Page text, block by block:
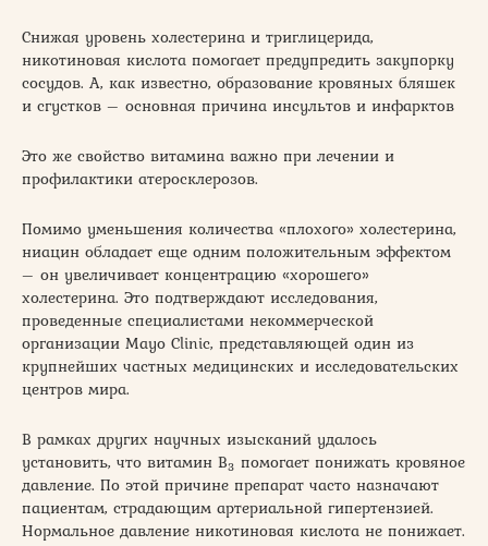
Снижая уровень холестерина и триглицерида,
никотиновая кислота помогает предупредить закупорку
сосудов. А, как известно, образование кровяных бляшек
и сгустков – основная причина инсультов и инфарктов
Это же свойство витамина важно при лечении и
профилактики атеросклерозов.
Помимо уменьшения количества «плохого» холестерина,
ниацин обладает еще одним положительным эффектом
– он увеличивает концентрацию «хорошего»
холестерина. Это подтверждают исследования,
проведенные специалистами некоммерческой
организации Mayo Clinic, представляющей один из
крупнейших частных медицинских и исследовательских
центров мира.
В рамках других научных изысканий удалось
установить, что витамин В3 помогает понижать кровяное
давление. По этой причине препарат часто назначают
пациентам, страдающим артериальной гипертензией.
Нормальное давление никотиновая кислота не понижает.